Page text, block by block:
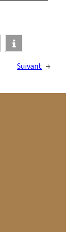
Suivant →